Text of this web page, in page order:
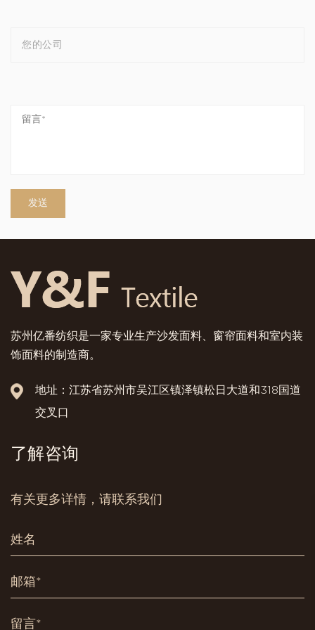
苏州亿番纺织是一家专业生产沙发面料、窗帘面料和室内装
饰面料的制造商。
地址：江苏省苏州市吴江区镇泽镇松日大道和318国道
交叉口
了解咨询
有关更多详情，请联系我们